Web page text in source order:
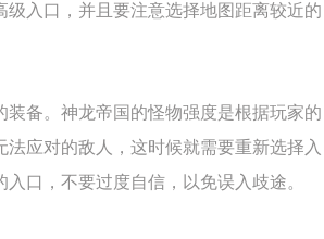
入口，并且要注意选择地图距离较近的
备。神龙帝国的怪物强度是根据玩家的
应对的敌人，这时候就需要重新选择入
口，不要过度自信，以免误入歧途。